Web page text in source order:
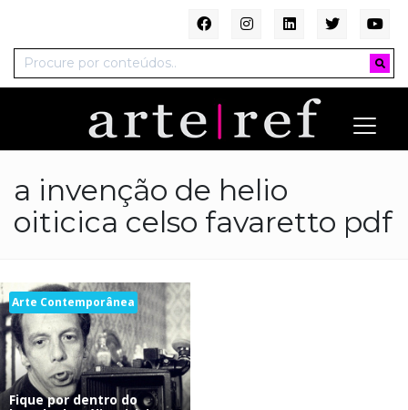
a invenção de helio
oiticica celso favaretto pdf
Arte Contemporânea
Fique por dentro do